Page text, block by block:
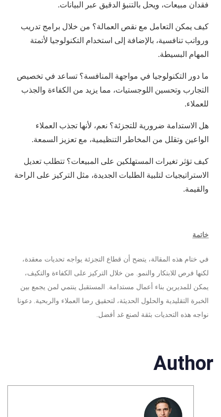
فقدان مبيعات، ويحل بالتنبؤ الدقيق عبر البيانات.
كيف يمكن التعامل مع نقص العمالة؟ من خلال برامج تدريب
ورواتب تنافسية، بالإضافة إلى استخدام التكنولوجيا لأتمتة
المهام البسيطة.
ما دور التكنولوجيا في مواجهة المنافسة؟ تساعد في تخصيص
التجارب وتحسين اللوجستيات، مما يزيد من الكفاءة والجذب
للعملاء.
هل الاستدامة ضرورية للتجزئة؟ نعم، لأنها تجذب العملاء
الواعين وتقلل من المخاطر التنظيمية، مع تعزيز السمعة.
كيف تؤثر تغيرات المستهلكين على المبيعات؟ تتطلب تعديل
الاستراتيجيات لتلبية الطلبات الجديدة، مثل التركيز على الراحة
والقيمة.
خاتمة
في ختام هذه المقالة، يتضح أن قطاع التجزئة يواجه تحديات معقدة،
لكنها فرص للابتكار والنمو. من خلال التركيز على الكفاءة والتكيف،
يمكن للمديرين بناء أعمال مستدامة. المستقبل ينتمي لمن يجمع بين
الخبرة التقليدية والحلول الحديثة، لتحقيق رضا العملاء والربحية. دعونا
نواجه هذه التحديات بثقة لصنع غد أفضل.
Author